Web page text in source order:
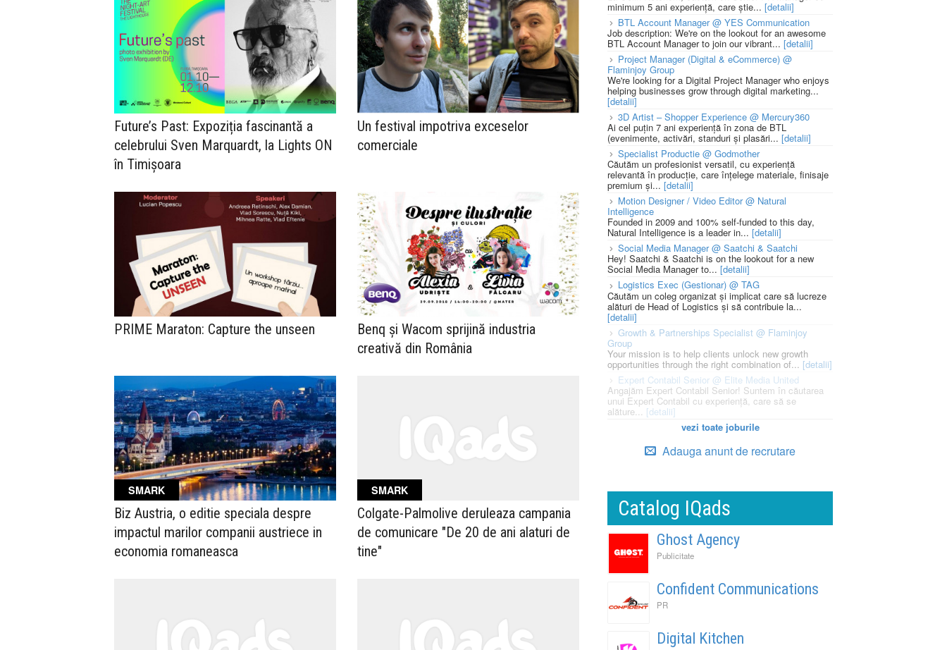
Future’s Past: Expoziția fascinantă a
celebrului Sven Marquardt, la Lights ON
în Timișoara
Un festival impotriva exceselor
comerciale
PRIME Maraton: Capture the unseen
Benq și Wacom sprijină industria
creativă din România
SMARK
Biz Austria, o editie speciala despre
impactul marilor companii austriece in
economia romaneasca
SMARK
Colgate-Palmolive deruleaza campania
de comunicare "De 20 de ani alaturi de
tine"
minimum 5 ani experiență, care știe... [detalii]
BTL Account Manager @ YES Communication
Job description: We're on the lookout for an awesome
BTL Account Manager to join our vibrant... [detalii]
Project Manager (Digital & eCommerce) @
Flaminjoy Group
We're looking for a Digital Project Manager who enjoys
helping businesses grow through digital marketing...
[detalii]
3D Artist – Shopper Experience @ Mercury360
Ai cel puțin 7 ani experiență în zona de BTL
(evenimente, activări, standuri și plasări... [detalii]
Specialist Productie @ Godmother
Căutăm un profesionist versatil, cu experiență
relevantă în producție, care înțelege materiale, finisaje
premium și... [detalii]
Motion Designer / Video Editor @ Natural
Intelligence
Founded in 2009 and 100% self-funded to this day,
Natural Intelligence is a leader in... [detalii]
Social Media Manager @ Saatchi & Saatchi
Hey! Saatchi & Saatchi is on the lookout for a new
Social Media Manager to... [detalii]
Logistics Exec (Gestionar) @ TAG
Căutăm un coleg organizat și implicat care să lucreze
alături de Head of Logistics și să contribuie la...
[detalii]
Growth & Partnerships Specialist @ Flaminjoy
Group
Your mission is to help clients unlock new growth
opportunities through the right combination of... [detalii]
Expert Contabil Senior @ Elite Media United
Angajăm Expert Contabil Senior! Suntem în căutarea
unui Expert Contabil cu experiență, care să se
alăture... [detalii]
vezi toate joburile
Adauga anunt de recrutare
Catalog IQads
Ghost Agency
Publicitate
Confident Communications
PR
Digital Kitchen